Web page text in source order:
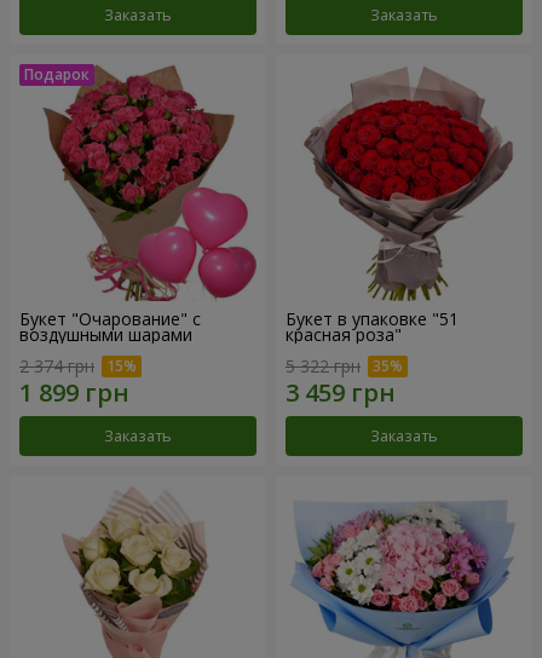
Заказать Заказать
Букет "Очарование" с
воздушными шарами
2 374 грн
Заказать
Букет в упаковке "51
красная роза"
5 322 грн
Заказать